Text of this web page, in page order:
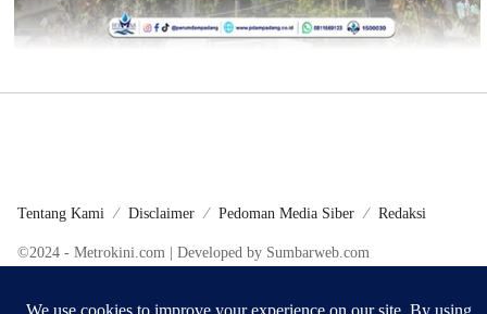
Tentang Kami Disclaimer Pedoman Media Siber Redaksi
©2024 - Metrokini.com | Developed by Sumbarweb.com